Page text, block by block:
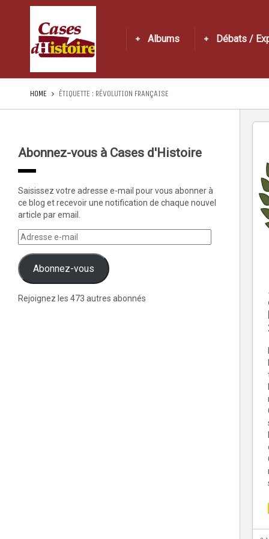
Albums Débats /
HOME ÉTIQUETTE : RÉVOLUTION FRANÇAISE
Abonnez-vous à Cases d'Histoire
Saisissez votre adresse e-mail pour vous abonner à
ce blog et recevoir une notification de chaque nouvel
article par email.
Abonnez-vous
Rejoignez les 473 autres abonnés